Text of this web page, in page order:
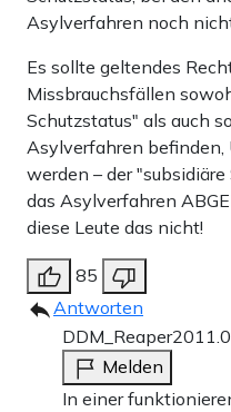
Asylverfahren noch
Es sollte geltendes
Missbrauchsfällen
Schutzstatus" als auch
Asylverfahren befinden,
werden – der
das Asylverfahren
diese Leute das nicht!
85
Antworten
DDM_Reaper20
Melden
In einer